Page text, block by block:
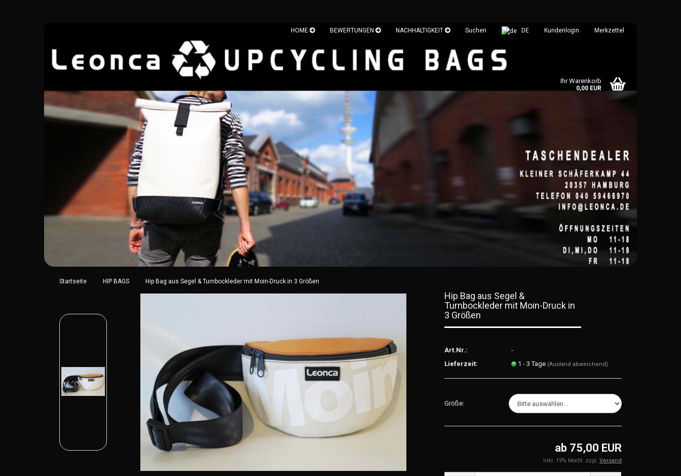
HOME BEWERTUNGEN NACHHALTIGKEIT Suchen DE
Sprache auswählen
Währung auswählen
Lieferland
Kundenlogin
Passwort vergessen?
Merkzettel
Ihr Warenkorb
0,00 EUR
Startseite HIP BAGS Hip Bag aus Segel & Turnbockleder mit Moin-Druck in 3 Größen
Hip Bag aus Segel &
Turnbockleder mit Moin-Druck in
3 Größen
Art.Nr.:
-
Lieferzeit:
1 - 3 Tage (Ausland abweichend)
Größe:
ab 75,00 EUR
inkl. 19% MwSt. zzgl. Versand